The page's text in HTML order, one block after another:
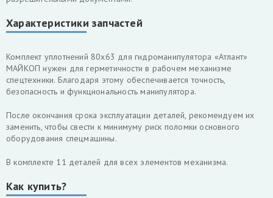
Характеристики запчастей
Комплект уплотнений 80х63 для гидроманипулятора «Атлант»
МАЙКОП нужен для герметичности в рабочем механизме
спецтехники. Благодаря этому обеспечивается точность,
безопасность и функциональность манипулятора.
После окончания срока эксплуатации деталей, рекомендуем их
заменить, чтобы свести к минимуму риск поломки основного
оборудования спецмашины.
В комплекте 11 деталей для всех элементов механизма.
Как купить?